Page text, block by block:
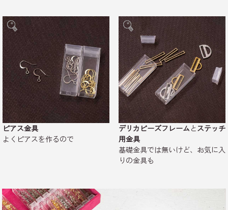
ピアス金具
よくピアスを作るので
デリカビーズフレーム とステッチ
用金具
基礎金具では無いけど、お気に入
りの金具も